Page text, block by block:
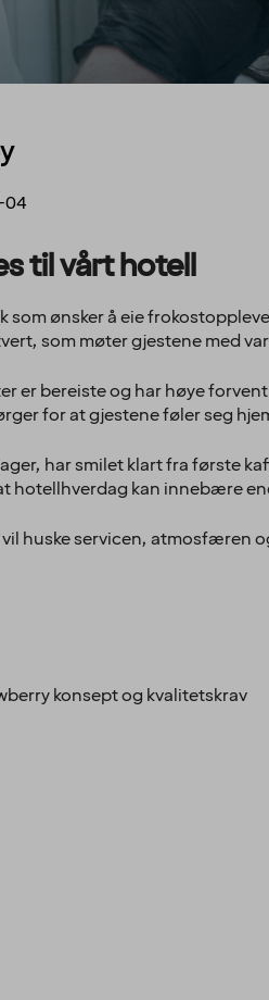
04
til vårt hotell
ønsker å eie
som møter gjestene med
er bereiste og har høye
for at gjestene føler seg
har smilet klart fra første
hotellhverdag kan innebære
huske servicen, atmosfæren
konsept og kvalitetskrav